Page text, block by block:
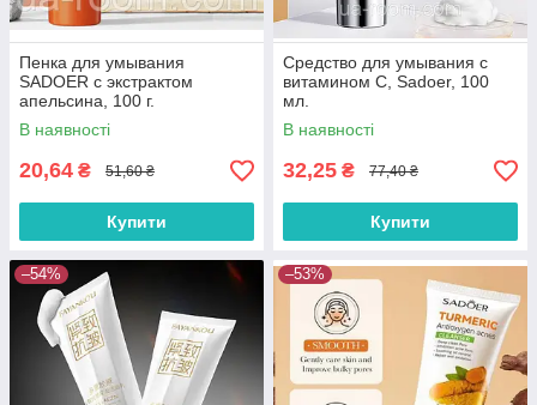
Пенка для умывания
SADOER с экстрактом
апельсина, 100 г.
В наявності
20,64 ₴ 51,60 ₴
Купити
Средство для умывания с
витамином С, Sadoer, 100
мл.
В наявності
32,25 ₴ 77,40 ₴
Купити
–54% –53%